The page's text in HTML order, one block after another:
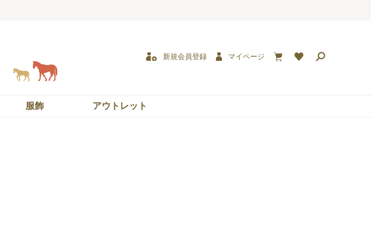
新規会員登録 マイページ
服飾 アウトレット